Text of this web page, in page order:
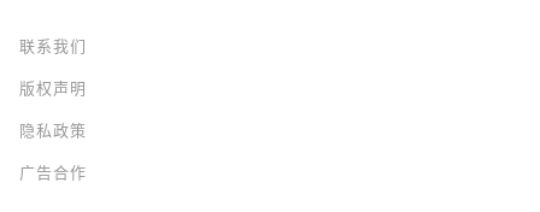
联系我们
版权声明
隐私政策
广告合作